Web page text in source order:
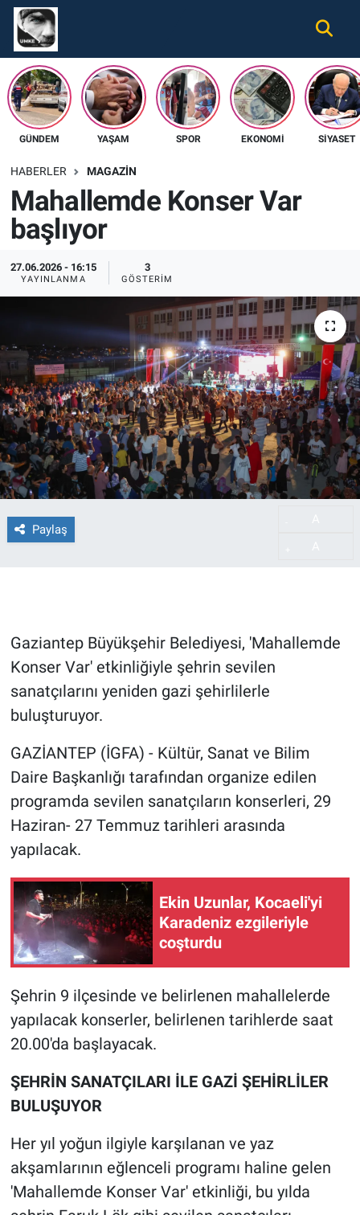
GÜNDEM YAŞAM SPOR EKONOMI SIYASET
HABERLER MAGAZIN
Mahallemde Konser Var
başlıyor
27.06.2026 - 16:15
YAYINLANMA
3
GÖSTERIM
Paylaş
Gaziantep Büyükşehir Belediyesi, 'Mahallemde
Konser Var' etkinliğiyle şehrin sevilen
sanatçılarını yeniden gazi şehirlilerle
buluşturuyor.
GAZİANTEP (İGFA) - Kültür, Sanat ve Bilim
Daire Başkanlığı tarafından organize edilen
programda sevilen sanatçıların konserleri, 29
Haziran- 27 Temmuz tarihleri arasında
yapılacak.
Ekin Uzunlar, Kocaeli'yi
Karadeniz ezgileriyle
coşturdu
Şehrin 9 ilçesinde ve belirlenen mahallelerde
yapılacak konserler, belirlenen tarihlerde saat
20.00'da başlayacak.
ŞEHRİN SANATÇILARI İLE GAZİ ŞEHİRLİLER
BULUŞUYOR
Her yıl yoğun ilgiyle karşılanan ve yaz
akşamlarının eğlenceli programı haline gelen
'Mahallemde Konser Var' etkinliği, bu yılda
Gündem
Ekonomi
Spor
Tüm Haberler
İletişim
Nöbetçi Eczaneler
Hava Durumu
Namaz Vakitleri
Süper Lig Puan Durumu ve Fikstür
Tüm Manşetler
Son Dakika Haberleri
Haber Arşivi